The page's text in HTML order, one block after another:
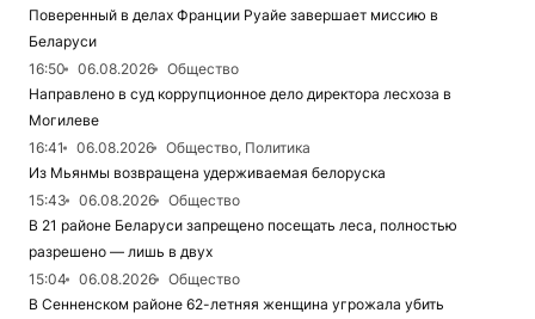
Поверенный в делах Франции Руайе завершает миссию в
Беларуси
16:50
06.08.2026
Общество
Направлено в суд коррупционное дело директора лесхоза в
Могилеве
16:41
06.08.2026
Общество, Политика
Из Мьянмы возвращена удерживаемая белоруска
15:43
06.08.2026
Общество
В 21 районе Беларуси запрещено посещать леса, полностью
разрешено — лишь в двух
15:04
06.08.2026
Общество
В Сенненском районе 62-летняя женщина угрожала убить